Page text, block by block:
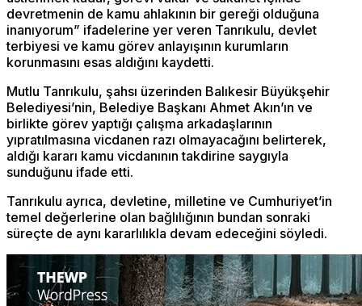
devretmenin de kamu ahlakının bir gereği olduğuna
inanıyorum” ifadelerine yer veren Tanrıkulu, devlet
terbiyesi ve kamu görev anlayışının kurumların
korunmasını esas aldığını kaydetti.
Mutlu Tanrıkulu, şahsı üzerinden Balıkesir Büyükşehir
Belediyesi’nin, Belediye Başkanı Ahmet Akın’ın ve
birlikte görev yaptığı çalışma arkadaşlarının
yıpratılmasına vicdanen razı olmayacağını belirterek,
aldığı kararı kamu vicdanının takdirine saygıyla
sunduğunu ifade etti.
Tanrıkulu ayrıca, devletine, milletine ve Cumhuriyet’in
temel değerlerine olan bağlılığının bundan sonraki
süreçte de aynı kararlılıkla devam edeceğini söyledi.